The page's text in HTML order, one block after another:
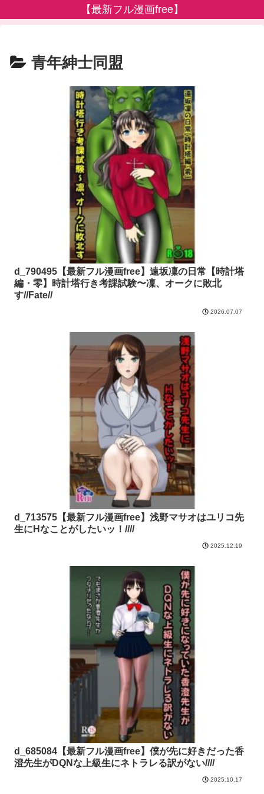
【最新フル漫画free】
青年紳士同盟
d_790495【最新フル漫画free】遠坂凜の日常【時計塔
編・零】時計塔行き考課試験〜凜、オークに敗北
す//Fate//
2026.07.07
d_713575【最新フル漫画free】浅野マサオはユリコ先
生にHなことがしたいッ！////
2025.12.19
d_685084【最新フル漫画free】僕が先に好きだった香
澄先生がDQNな上級生にネトラレる訳がない////
2025.10.17